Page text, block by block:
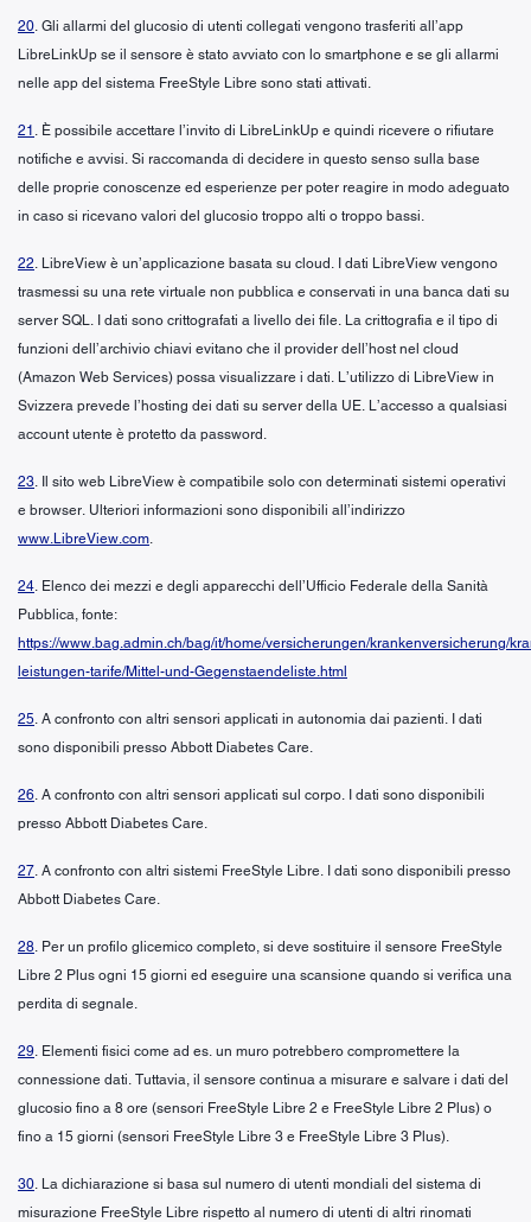
20. Gli allarmi del glucosio di utenti collegati vengono trasferiti all’app
LibreLinkUp se il sensore è stato avviato con lo smartphone e se gli allarmi
nelle app del sistema FreeStyle Libre sono stati attivati.
21 . È possibile accettare l’invito di LibreLinkUp e quindi ricevere o rifiutare
notifiche e avvisi. Si raccomanda di decidere in questo senso sulla base
delle proprie conoscenze ed esperienze per poter reagire in modo adeguato
in caso si ricevano valori del glucosio troppo alti o troppo bassi.
22. LibreView è un’applicazione basata su cloud. I dati LibreView vengono
trasmessi su una rete virtuale non pubblica e conservati in una banca dati su
server SQL. I dati sono crittografati a livello dei file. La crittografia e il tipo di
funzioni dell’archivio chiavi evitano che il provider dell’host nel cloud
(Amazon Web Services) possa visualizzare i dati. L’utilizzo di LibreView in
Svizzera prevede l’hosting dei dati su server della UE. L’accesso a qualsiasi
account utente è protetto da password.
23. Il sito web LibreView è compatibile solo con determinati sistemi operativi
e browser. Ulteriori informazioni sono disponibili all’indirizzo
www.LibreView.com.
24. Elenco dei mezzi e degli apparecchi dell’Ufficio Federale della Sanità
Pubblica, fonte:
https://www.bag.admin.ch/bag/it/home/versicherungen/krankenversicherung/
leistungen-tarife/Mittel-und-Gegenstaendeliste.html
25. A confronto con altri sensori applicati in autonomia dai pazienti. I dati
sono disponibili presso Abbott Diabetes Care.
26. A confronto con altri sensori applicati sul corpo. I dati sono disponibili
presso Abbott Diabetes Care.
27. A confronto con altri sistemi FreeStyle Libre. I dati sono disponibili presso
Abbott Diabetes Care.
28. Per un profilo glicemico completo, si deve sostituire il sensore FreeStyle
Libre 2 Plus ogni 15 giorni ed eseguire una scansione quando si verifica una
perdita di segnale.
29. Elementi fisici come ad es. un muro potrebbero compromettere la
connessione dati. Tuttavia, il sensore continua a misurare e salvare i dati del
glucosio fino a 8 ore (sensori FreeStyle Libre 2 e FreeStyle Libre 2 Plus) o
fino a 15 giorni (sensori FreeStyle Libre 3 e FreeStyle Libre 3 Plus).
30. La dichiarazione si basa sul numero di utenti mondiali del sistema di
misurazione FreeStyle Libre rispetto al numero di utenti di altri rinomati